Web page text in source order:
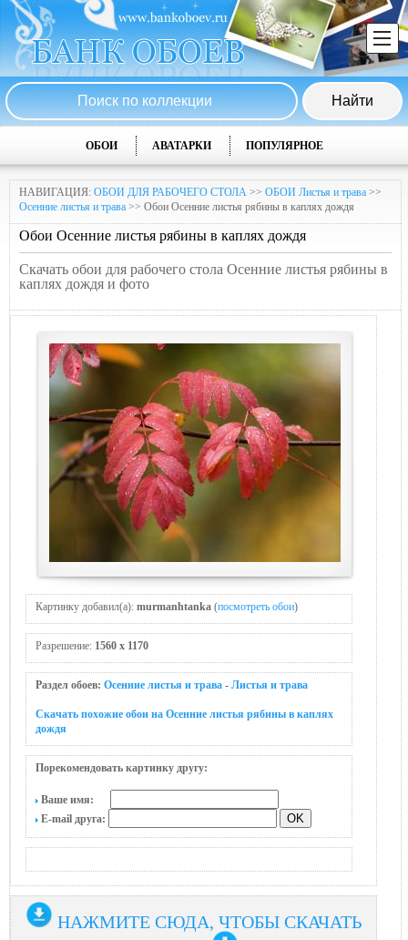
ОБОИ АВАТАРКИ ПОПУЛЯРНОЕ
НАВИГАЦИЯ: ОБОИ ДЛЯ РАБОЧЕГО СТОЛА >> ОБОИ Листья и трава >>
Осенние листья и трава >> Обои Осенние листья рябины в каплях дождя
Обои Осенние листья рябины в каплях дождя
Скачать обои для рабочего стола Осенние листья рябины в
каплях дождя и фото
Картинку добавил(а): murmanhtanka (посмотреть обои)
Разрешение: 1560 x 1170
Раздел обоев: Осенние листья и трава - Листья и трава
Скачать похожие обои на Осенние листья рябины в каплях
дождя
Порекомендовать картинку другу:
Ваше имя:
E-mail друга:
НАЖМИТЕ СЮДА, ЧТОБЫ СКАЧАТЬ